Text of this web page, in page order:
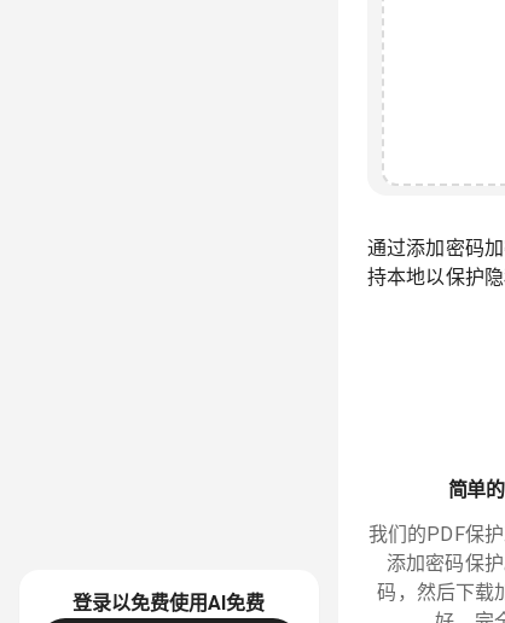
登录以免费使用AI免费
通过添加密码
持本地以保护
简单
我们的PDF保
添加密码保
码，然后下载